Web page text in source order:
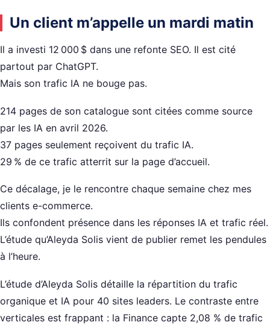
Un client m’appelle un mardi matin
Il a investi 12 000 $ dans une refonte SEO. Il est cité
partout par ChatGPT.
Mais son trafic IA ne bouge pas.
214 pages de son catalogue sont citées comme source
par les IA en avril 2026.
37 pages seulement reçoivent du trafic IA.
29 % de ce trafic atterrit sur la page d’accueil.
Ce décalage, je le rencontre chaque semaine chez mes
clients e-commerce.
Ils confondent présence dans les réponses IA et trafic réel.
L’étude qu’Aleyda Solis vient de publier remet les pendules
à l’heure.
L’étude d’Aleyda Solis détaille la répartition du trafic
organique et IA pour 40 sites leaders. Le contraste entre
verticales est frappant : la Finance capte 2,08 % de trafic